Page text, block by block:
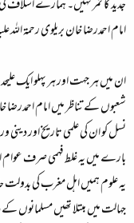
جدید کا ثمر نہیں۔ ہمارے اسلاف
امام احمدرضا خان بریلوی رحمۃ
ان میں ہر جہت اور ہر پہلو ایک
شعبوں کے تناظر میں امام احمدرضا
نسل کو ان کی علمی تاریخ اور
بارے میں یہ غلط فہمی صرف عوام
یہ علوم ہمیں اہل مغرب کی
جہالت میں مبتلا تھیں مسلمانوں